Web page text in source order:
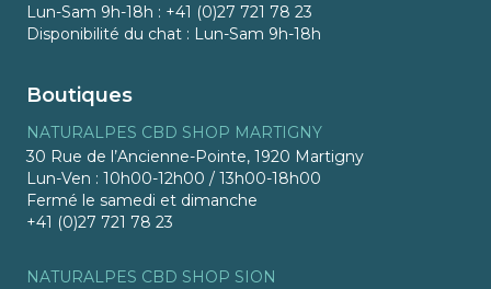
Lun-Sam 9h-18h : +41 (0)27 721 78 23
Disponibilité du chat : Lun-Sam 9h-18h
Boutiques
NATURALPES CBD SHOP MARTIGNY
30 Rue de l’Ancienne-Pointe, 1920 Martigny
Lun-Ven : 10h00-12h00 / 13h00-18h00
Fermé le samedi et dimanche
+41 (0)27 721 78 23
NATURALPES CBD SHOP SION